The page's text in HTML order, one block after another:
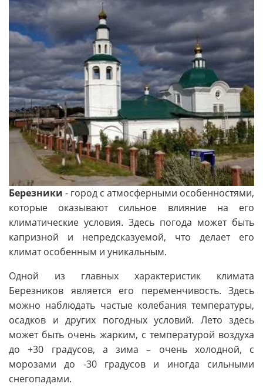
Березники - город с атмосферными особенностями,
которые оказывают сильное влияние на его
климатические условия. Здесь погода может быть
капризной и непредсказуемой, что делает его
климат особенным и уникальным.
Одной из главных характеристик климата
Березников является его переменчивость. Здесь
можно наблюдать частые колебания температуры,
осадков и других погодных условий. Лето здесь
может быть очень жарким, с температурой воздуха
до +30 градусов, а зима – очень холодной, с
морозами до -30 градусов и иногда сильными
снегопадами.